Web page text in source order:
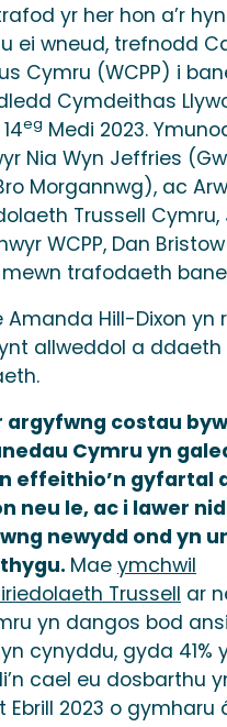
yr her hon a’r
ei wneud, trefnodd
Cymru (WCPP) i
Cymdeithas
eg Medi 2023.
Nia Wyn Jeffries
Morgannwg), ac
Trussell Cymru,
WCPP, Dan
mewn trafodaeth
Amanda Hill-Dixon yn
allweddol a ddaeth
argyfwng costau
Cymru yn
effeithio’n gyfartal
neu le, ac i lawer nid
newydd ond yn
Mae ymchwil
Trussell ar
yn dangos bod
cynyddu, gyda 41%
cael eu dosbarthu
Ebrill 2023 o gymharu